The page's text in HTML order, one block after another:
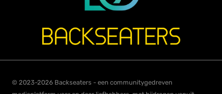
© 2023-2026 Backseaters - een communitygedreven